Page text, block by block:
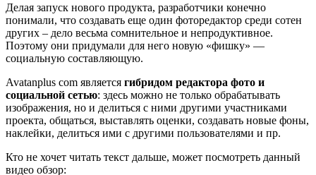
Делая запуск нового продукта, разработчики конечно
понимали, что создавать еще один фоторедактор среди сотен
других – дело весьма сомнительное и непродуктивное.
Поэтому они придумали для него новую «фишку» —
социальную составляющую.
Avatanplus com является гибридом редактора фото и
социальной сетью: здесь можно не только обрабатывать
изображения, но и делиться с ними другими участниками
проекта, общаться, выставлять оценки, создавать новые фоны,
наклейки, делиться ими с другими пользователями и пр.
Кто не хочет читать текст дальше, может посмотреть данный
видео обзор: